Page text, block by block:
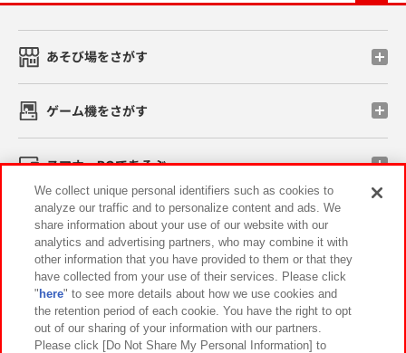
あそび場をさがす
ゲーム機をさがす
スマホ・PCであそぶ
イベント・キャンペーン
関連会社 サステナビリティ サイトポリシー
プライバシーポリシー ウェブアクセシビリティ方針と検証結果
We collect unique personal identifiers such as cookies to
analyze our traffic and to personalize content and ads. We
share information about your use of our website with our
analytics and advertising partners, who may combine it with
other information that you have provided to them or that they
have collected from your use of their services. Please click
" here" to see more details about how we use cookies and
the retention period of each cookie. You have the right to opt
out of our sharing of your information with our partners.
Please click [Do Not Share My Personal Information] to